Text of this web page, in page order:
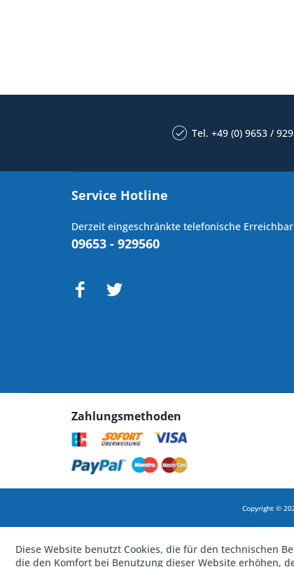
Tel. +49 (0) 9653 /
Service Hotline
Derzeit eingeschränkte telefonische
09653 - 929560
Zahlungsmethoden
Copyright ©
Diese Website benutzt Cookies, die für den technischen
die den Komfort bei Benutzung dieser Website erhöhen,